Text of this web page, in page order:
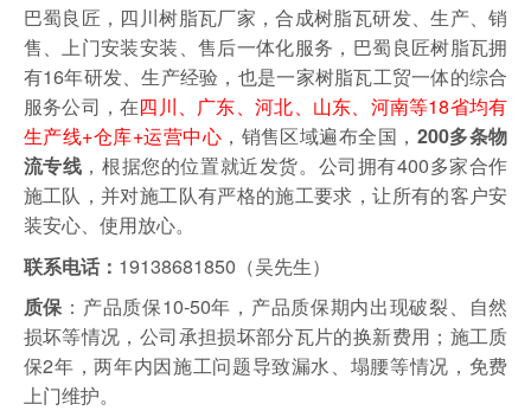
巴蜀良匠，四川树脂瓦厂家，合成树脂瓦研发、生产、销
售、上门安装安装、售后一体化服务，巴蜀良匠树脂瓦拥
有16年研发、生产经验，也是一家树脂瓦工贸一体的综合
服务公司，在四川、广东、河北、山东、河南等18省均有
生产线+仓库+运营中心 ，销售区域遍布全国， 200多条物
流专线 ，根据您的位置就近发货。 公司拥有400多家合作
施工队，并对施工队有严格的施工要求，让所有的客户安
装安心、使用放心。
联系电话： 19138681850（吴先生）
质保 ：产品质保10-50年，产品质保期内出现破裂、自然
损坏等情况，公司承担损坏部分瓦片的换新费用；施工质
保2年，两年内因施工问题导致漏水、塌腰等情况，免费
上门维护。